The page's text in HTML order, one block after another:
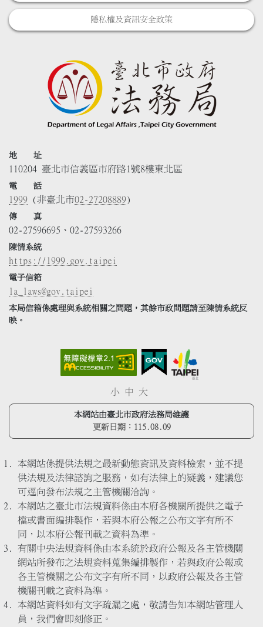
隱私權及資訊安全政策
地 址
110204 臺北市信義區市府路1號8樓東北區
電 話
1999 (非臺北市02-27208889)
傳 真
02-27596695、02-27593266
陳情系統
https://1999.gov.taipei
電子信箱
la_laws@gov.taipei
本局信箱係處理與系統相關之問題，其餘市政問題請至陳情系統反
映。
小 中 大
本網站由臺北市政府法務局維護
更新日期： 115.08.09
本網站係提供法規之最新動態資訊及資料檢索，並不提
供法規及法律諮詢之服務，如有法律上的疑義，建議您
可逕向發布法規之主管機關洽詢。
本網站之臺北市法規資料係由本府各機關所提供之電子
檔或書面編排製作，若與本府公報之公布文字有所不
同，以本府公報刊載之資料為準。
有關中央法規資料係由本系統於政府公報及各主管機關
網站所發布之法規資料蒐集編排製作，若與政府公報或
各主管機關之公布文字有所不同，以政府公報及各主管
機關刊載之資料為準。
本網站資料如有文字疏漏之處，敬請告知本網站管理人
員，我們會即刻修正。